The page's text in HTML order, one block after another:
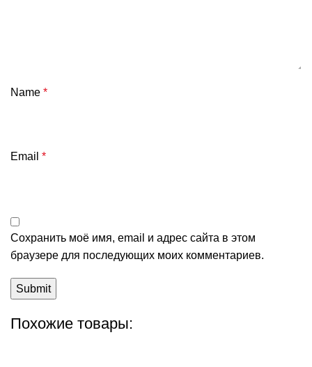
Name *
Email *
Сохранить моё имя, email и адрес сайта в этом
браузере для последующих моих комментариев.
Похожие товары: